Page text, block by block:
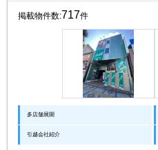
掲載物件数:717件
多店舗展開
引越会社紹介